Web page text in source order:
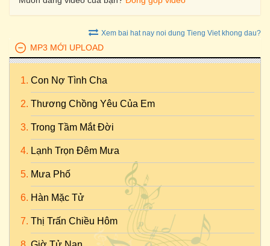
Xem bai hat nay noi dung Tieng Viet khong dau?
MP3 MỚI UPLOAD
Con Nợ Tình Cha
Thương Chồng Yêu Của Em
Trong Tầm Mắt Đời
Lạnh Trọn Đêm Mưa
Mưa Phố
Hàn Mặc Tử
Thị Trấn Chiều Hôm